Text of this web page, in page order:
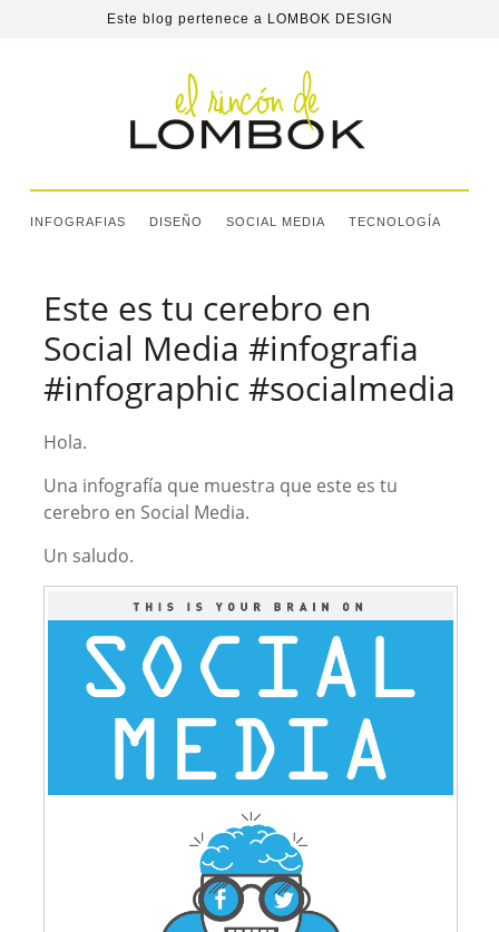
Este blog pertenece a LOMBOK DESIGN
INFOGRAFIAS DISEÑO SOCIAL MEDIA TECNOLOGÍA
Este es tu cerebro en
Social Media #infografia
#infographic #socialmedia
Hola.
Una infografía que muestra que este es tu
cerebro en Social Media.
Un saludo.